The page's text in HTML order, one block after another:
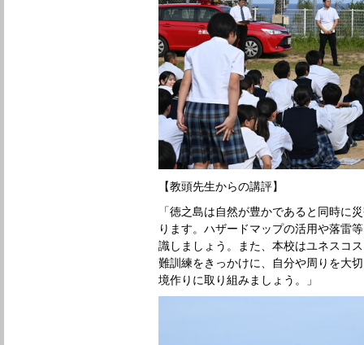
【教頭先生からの講評】
「徳之島は自然が豊かであると同時に
ります。ハザードマップの活用や落雷
識しましょう。また、本校はユネスコ
難訓練をきっかけに、自分や周りを大
境作りに取り組みましょう。」